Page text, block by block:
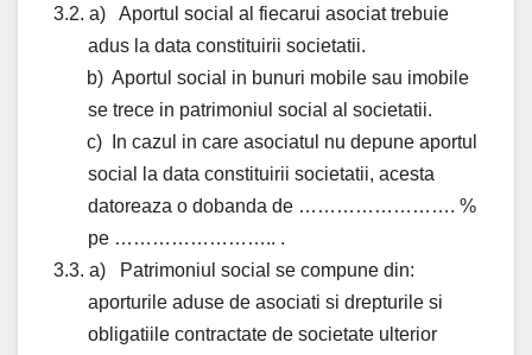
3.2. a)
Aportul social al fiecarui asociat trebuie
adus la data constituirii societatii.
b) Aportul social in bunuri mobile sau imobile
se trece in patrimoniul social al societatii.
c)
In cazul in care asociatul nu depune aportul
social la data constituirii societatii, acesta
datoreaza o dobanda de ……………………. %
pe …………………….. .
3.3. a)
Patrimoniul social se compune din:
aporturile aduse de asociati si drepturile si
obligatiile contractate de societate ulterior